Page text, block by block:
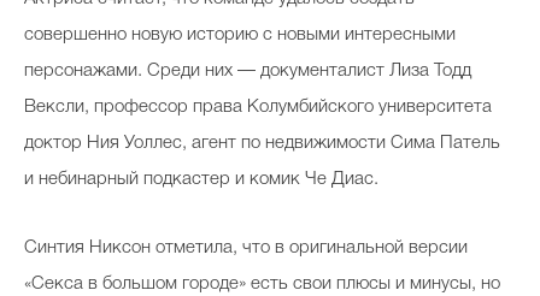
совершенно новую историю с новыми интересными
персонажами. Среди них — документалист Лиза Тодд
Вексли, профессор права Колумбийского университета
доктор Ния Уоллес, агент по недвижимости Сима Патель
и небинарный подкастер и комик Че Диас.
Синтия Никсон отметила, что в оригинальной версии
«Секса в большом городе» есть свои плюсы и минусы, но